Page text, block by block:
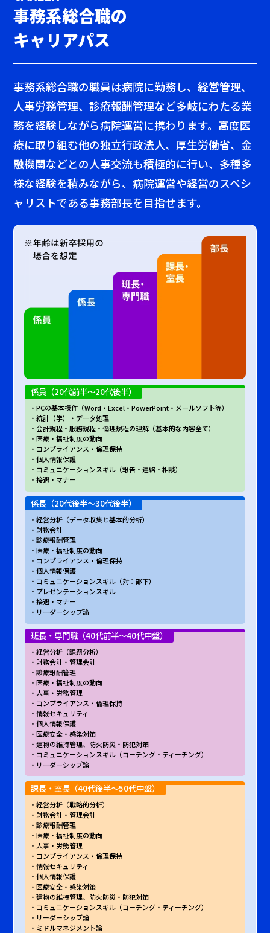
事務系総合職の
キャリアパス
事務系総合職の職員は病院に勤務し、経営管理、
人事労務管理、診療報酬管理など多岐にわたる業
務を経験しながら病院運営に携わります。高度医
療に取り組む他の独立行政法人、厚生労働省、金
融機関などとの人事交流も積極的に行い、多種多
様な経験を積みながら、病院運営や経営のスペシ
ャリストである事務部長を目指せます。
係員（20代前半～20代後半）
PCの基本操作（Word・Excel・PowerPoint・メールソフト等）
統計（学）・データ処理
会計規程・服務規程・倫理規程の理解（基本的な内容全て）
医療・福祉制度の動向
コンプライアンス・倫理保持
個人情報保護
コミュニケーションスキル（報告・連絡・相談）
接遇・マナー
係長（20代後半～30代後半）
経営分析（データ収集と基本的分析）
財務会計
診療報酬管理
医療・福祉制度の動向
コンプライアンス・倫理保持
個人情報保護
コミュニケーションスキル（対：部下）
プレゼンテーションスキル
接遇・マナー
リーダーシップ論
班長・専門職（40代前半～40代中盤）
経営分析（課題分析）
財務会計・管理会計
診療報酬管理
医療・福祉制度の動向
人事・労務管理
コンプライアンス・倫理保持
情報セキュリティ
個人情報保護
医療安全・感染対策
建物の維持管理、防火防災・防犯対策
コミュニケーションスキル（コーチング・ティーチング）
リーダーシップ論
課長・室長（40代後半～50代中盤）
経営分析（戦略的分析）
財務会計・管理会計
診療報酬管理
医療・福祉制度の動向
人事・労務管理
コンプライアンス・倫理保持
情報セキュリティ
個人情報保護
医療安全・感染対策
建物の維持管理、防火防災・防犯対策
コミュニケーションスキル（コーチング・ティーチング）
リーダーシップ論
ミドルマネジメント論